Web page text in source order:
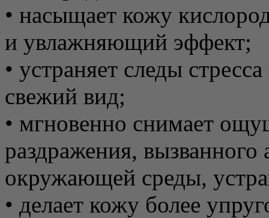
• насыщает кожу
и увлажняющий эффект;
• устраняет следы
свежий вид;
• мгновенно снимает
раздражения,
окружающей среды,
• делает кожу более